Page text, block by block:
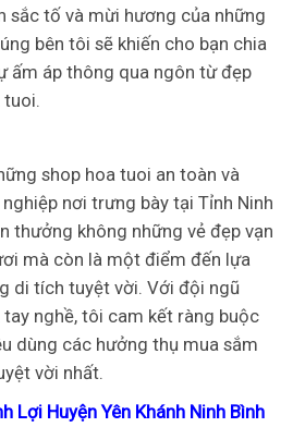
sắc tố và mừi hương của những
bên tôi sẽ khiến cho bạn chia
ấm áp thông qua ngôn từ đẹp
shop hoa tuoi an toàn và
nơi trưng bày tại Tỉnh Ninh
thưởng không những vẻ đẹp vạn
mà còn là một điểm đến lựa
di tích tuyệt vời. Với đội ngũ
nghề, tôi cam kết ràng buộc
dùng các hưởng thụ mua sắm
vời nhất.
Lợi Huyện Yên Khánh Ninh Bình